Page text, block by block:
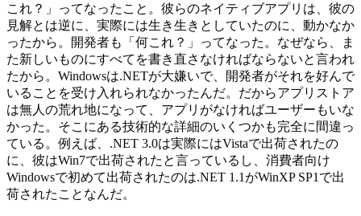
これ？」ってなったこと。彼らのネイティブアプリは、彼の
見解とは逆に、実際には生き生きとしていたのに、動かなか
ったから。開発者も「何これ？」ってなった。なぜなら、ま
た新しいものにすべてを書き直さなければならないと言われ
たから。Windowsは.NETが大嫌いで、開発者がそれを好んで
いることを受け入れられなかったんだ。だからアプリストア
は無人の荒れ地になって、アプリがなければユーザーもいな
かった。そこにある技術的な詳細のいくつかも完全に間違っ
ている。例えば、.NET 3.0は実際にはVistaで出荷されたの
に、彼はWin7で出荷されたと言っているし、消費者向け
Windowsで初めて出荷されたのは.NET 1.1がWinXP SP1で出
荷されたことなんだ。